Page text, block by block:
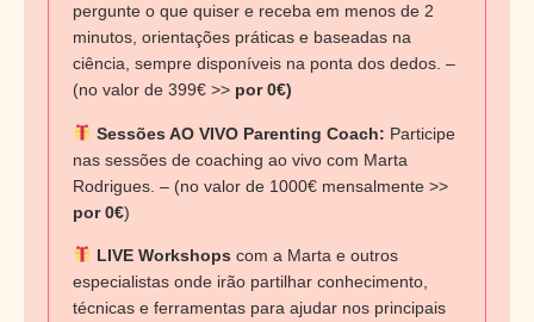
pergunte o que quiser e receba em menos de 2
minutos, orientações práticas e baseadas na
ciência, sempre disponíveis na ponta dos dedos. –
(no valor de 399€ >> por 0€)
Sessões AO VIVO Parenting Coach: Participe
nas sessões de coaching ao vivo com Marta
Rodrigues. – (no valor de 1000€ mensalmente >>
por 0€)
LIVE Workshops com a Marta e outros
especialistas onde irão partilhar conhecimento,
técnicas e ferramentas para ajudar nos principais